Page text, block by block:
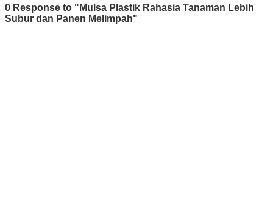
0 Response to "Mulsa Plastik Rahasia Tanaman Lebih
Subur dan Panen Melimpah"